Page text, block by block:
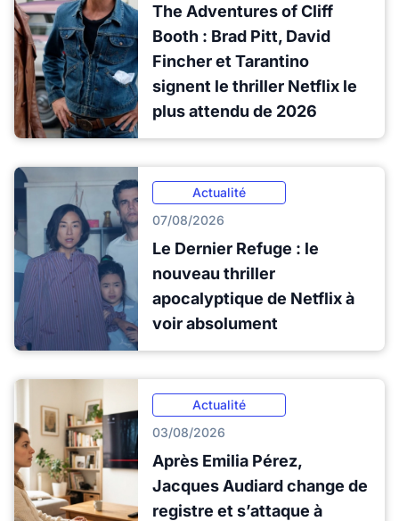
The Adventures of Cliff
Booth : Brad Pitt, David
Fincher et Tarantino
signent le thriller Netflix le
plus attendu de 2026
Actualité
07/08/2026
Le Dernier Refuge : le
nouveau thriller
apocalyptique de Netflix à
voir absolument
Actualité
03/08/2026
Après Emilia Pérez,
Jacques Audiard change de
registre et s’attaque à